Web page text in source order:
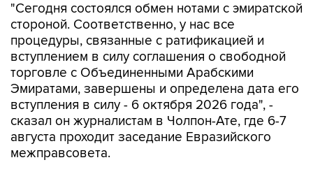
"Сегодня состоялся обмен нотами с эмиратской
стороной. Соответственно, у нас все
процедуры, связанные с ратификацией и
вступлением в силу соглашения о свободной
торговле с Объединенными Арабскими
Эмиратами, завершены и определена дата его
вступления в силу - 6 октября 2026 года", -
сказал он журналистам в Чолпон-Ате, где 6-7
августа проходит заседание Евразийского
межправсовета.